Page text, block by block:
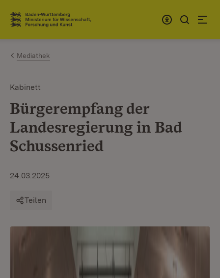
Zum Inhalt springen
Link zur Startseite
Mediathek
Kabinett
Bürgerempfang der
Landesregierung in Bad
Schussenried
24.03.2025
Teilen